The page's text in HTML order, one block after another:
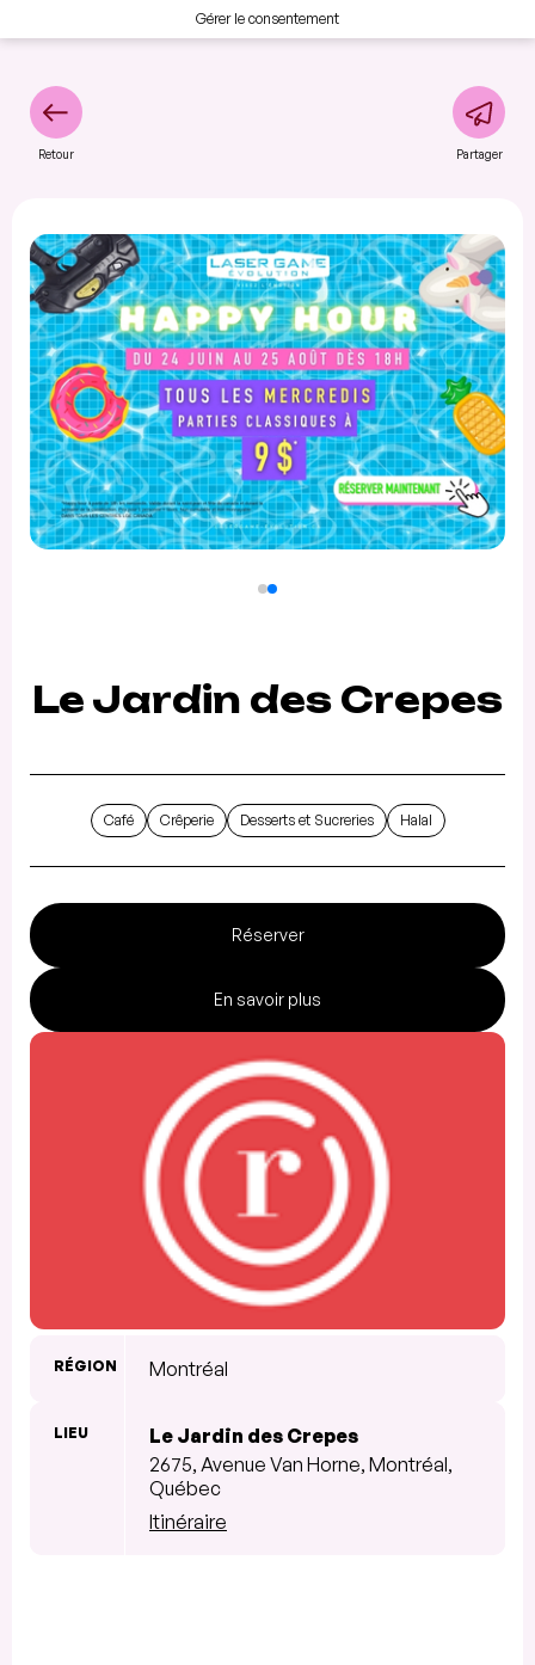
Gérer le consentement
Retour Partager
Le Jardin des Crepes
Café Crêperie Desserts et Sucreries Halal
Réserver
En savoir plus
RÉGION Montréal
LIEU
Le Jardin des Crepes
2675, Avenue Van Horne, Montréal,
Québec
Itinéraire